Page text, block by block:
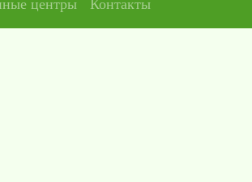
центры Контакты